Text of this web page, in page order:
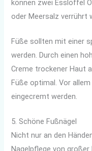
können zwei Esslöffel
oder Meersalz verrührt
Füße sollten mit einer
werden. Durch einen
Creme trockener Haut
Füße optimal. Vor
eingecremt werden.
5. Schöne Fußnägel
Nicht nur an den
Nagelpflege von